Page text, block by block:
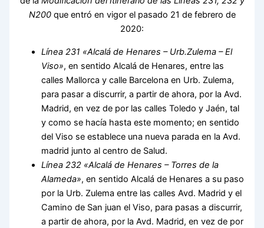
N200que entró en vigor el pasado 21 de febrero de
2020:
Línea 231 «Alcalá de Henares – Urb.Zulema – El
Viso», en sentido Alcalá de Henares, entre las
calles Mallorca y calle Barcelona en Urb. Zulema,
para pasar a discurrir, a partir de ahora, por la Avd.
Madrid, en vez de por las calles Toledo y Jaén, tal
y como se hacía hasta este momento; en sentido
del Viso se establece una nueva parada en la Avd.
madrid junto al centro de Salud.
Línea 232 «Alcalá de Henares – Torres de la
Alameda», en sentido Alcalá de Henares a su paso
por la Urb. Zulema entre las calles Avd. Madrid y el
Camino de San juan el Viso, para pasas a discurrir,
a partir de ahora, por la Avd. Madrid, en vez de por